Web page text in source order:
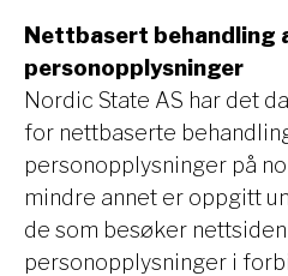
Nettbasert behandling
personopplysninger
Nordic State AS har det
for nettbaserte
personopplysninger på
mindre annet er oppgitt
de som besøker
personopplysninger i